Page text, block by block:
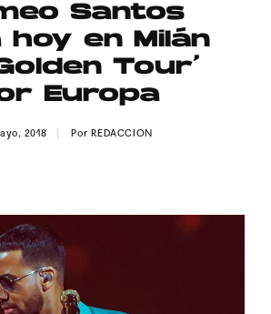
Contacto
Aviso Legal
Santos
hoy en Milán
Tour’
Europa
2018 Por REDACCION